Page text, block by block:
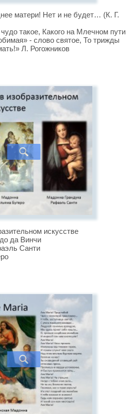
матери! Нет и не будет… (К. Г.
такое, Какого на Млечном пути
- слово святое, То трижды
Л. Рогожников
искусстве
да Винчи
Санти